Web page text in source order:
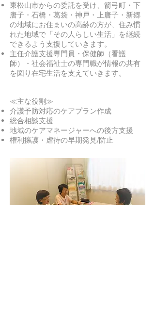
東松山市からの委託を受け、箭弓町・下
唐子・石橋・葛袋・神戸・上唐子・新郷
の地域にお住まいの高齢の方が、住み慣
れた地域で「その人らしい生活」を継続
できるよう支援していきます。
主任介護支援専門員・保健師（看護
師）・社会福祉士の専門職が情報の共有
を図り在宅生活を支えていきます。
≪主な役割≫
介護予防対応のケアプラン作成
総合相談支援
地域のケアマネージャーへの後方支援
権利擁護・虐待の早期発見/防止